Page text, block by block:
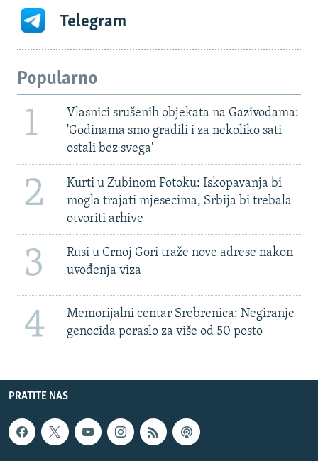
Telegram
Popularno
1
Vlasnici srušenih objekata na Gazivodama:
'Godinama smo gradili i za nekoliko sati
ostali bez svega'
2
Kurti u Zubinom Potoku: Iskopavanja bi
mogla trajati mjesecima, Srbija bi trebala
otvoriti arhive
3
Rusi u Crnoj Gori traže nove adrese nakon
uvođenja viza
4
Memorijalni centar Srebrenica: Negiranje
genocida poraslo za više od 50 posto
PRATITE NAS